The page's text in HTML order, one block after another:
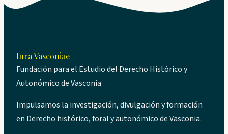
Iura Vasconiae
Fundación para el Estudio del Derecho Histórico y
Autonómico de Vasconia
Impulsamos la investigación, divulgación y formación
en Derecho histórico, foral y autonómico de Vasconia.